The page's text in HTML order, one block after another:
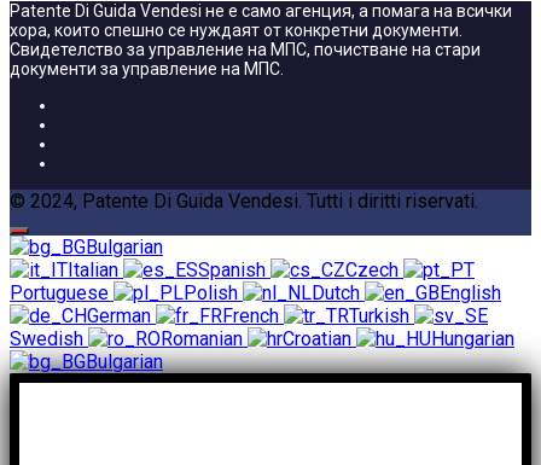
Patente Di Guida Vendesi не е само агенция, а помага на всички
хора, които спешно се нуждаят от конкретни документи.
Свидетелство за управление на МПС, почистване на стари
документи за управление на МПС.
© 2024, Patente Di Guida Vendesi. Tutti i diritti riservati.
Bulgarian
Italian
Spanish
Czech
Portuguese
Polish Dutch
English
German
French
Turkish
Swedish
Romanian Croatian
Hungarian
Bulgarian